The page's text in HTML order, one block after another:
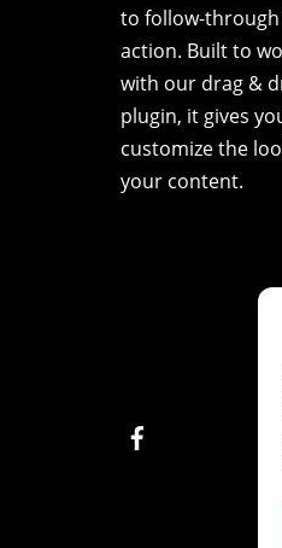
to follow-
action. Built to
with our drag &
plugin, it gives
customize the
your content.